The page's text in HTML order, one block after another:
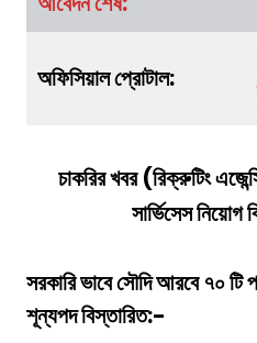
অফিসিয়াল প্রোটাল:
চাকরির খবর (রিক্রুটিং
সার্ভিসেসনিয়োগ
সরকারি ভাবে সৌদি আরবে ৭০ টি
শূন্যপদ বিস্তারিত:-